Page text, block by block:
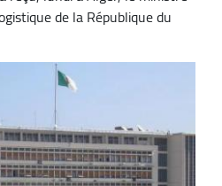
de la République du